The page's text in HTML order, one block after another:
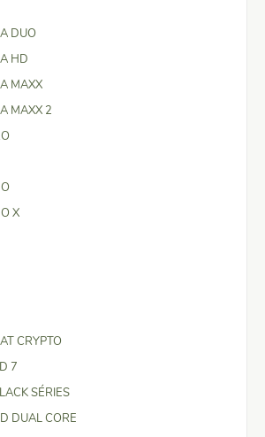
DUO
HD
MAXX
MAXX 2
X
CRYPTO
7
SÉRIES
DUAL CORE